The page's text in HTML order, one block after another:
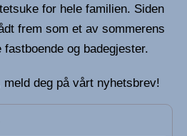
for hele familien. Siden
frem som et av sommerens
og badegjester.
deg på vårt nyhetsbrev!